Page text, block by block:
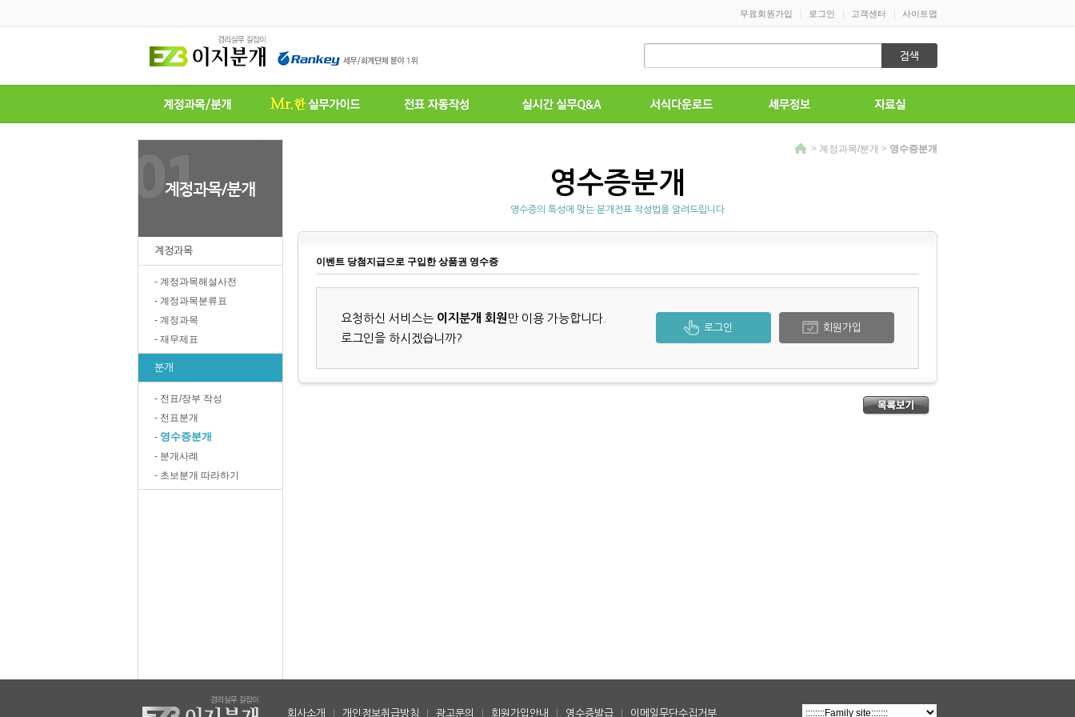
무료회원가입 로그인 고객센터 사이트맵
계정과목
- 계정과목해설사전
- 계정과목분류표
- 계정과목
- 재무제표
분개
- 전표/장부 작성
- 전표분개
- 영수증분개
- 분개사례
- 초보분개 따라하기
> 계정과목/분개 > 영수증분개
영수증분개
영수증의 특성에 맞는 분개전표 작성법을 알려드립니다
이벤트 당첨지급으로 구입한 상품권 영수증
요청하신 서비스는 이지분개 회원 만 이용 가능합니다.
로그인을 하시겠습니까?
회원가입
로그인
회사소개 개인정보취급방침 광고문의 회원가입안내 영수증발급 이메일무단수집거부